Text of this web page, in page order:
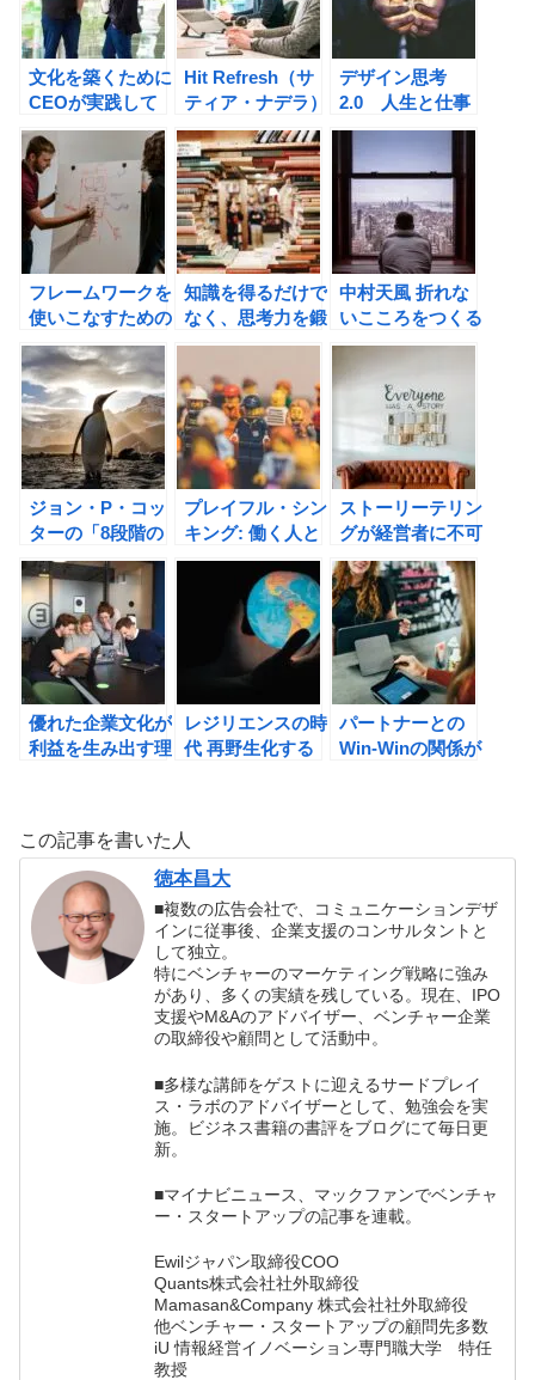
文化を築くために
CEOが実践して
いる４つのこと。
CEOエクセレン
ス 一流経営者の
要件の書評
Hit Refresh（サ
ティア・ナデラ）
の書評
デザイン思考
2.0 人生と仕事
を変える「発想
術」(松本勝) の書
評
フレームワークを
使いこなすための
５０問―なぜ経営
戦略は機能しない
のか？ （牧田幸
裕）の書評
知識を得るだけで
なく、思考力を鍛
える！読書の真の
う読むか (清水幾
太郎）の書評
中村天風 折れな
いこころをつくる
言葉 (池田光)の書
評
ジョン・P・コッ
ターの「8段階の
組織変革プロセ
ス」とは？カモメ
になったペンギン
（ジョン・P・コ
ッター , ホルガ
ー・ラスゲバー）
の書評
プレイフル・シン
キング: 働く人と
場を楽しくする思
考法 （上田信
行）の書評
ストーリーテリン
グが経営者に不可
欠な理由。トニ
ー・ファデルのＢ
ＵＩＬＤの書評
優れた企業文化が
利益を生み出す理
る方法 (ダニエ
ル・コイル)の書
評
レジリエンスの時
代 再野生化する
リフキン）の書評
パートナーとの
Win-Winの関係が
この記事を書いた人
徳本昌大
■複数の広告会社で、コミュニケーションデザ
インに従事後、企業支援のコンサルタントと
して独立。
特にベンチャーのマーケティング戦略に強み
があり、多くの実績を残している。現在、IPO
支援やM&Aのアドバイザー、ベンチャー企業
の取締役や顧問として活動中。
■多様な講師をゲストに迎えるサードプレイ
ス・ラボのアドバイザーとして、勉強会を実
施。ビジネス書籍の書評をブログにて毎日更
新。
■マイナビニュース、マックファンでベンチャ
ー・スタートアップの記事を連載。
Ewilジャパン取締役COO
Quants株式会社社外取締役
Mamasan&Company 株式会社社外取締役
他ベンチャー・スタートアップの顧問先多数
iU 情報経営イノベーション専門職大学 特任
教授